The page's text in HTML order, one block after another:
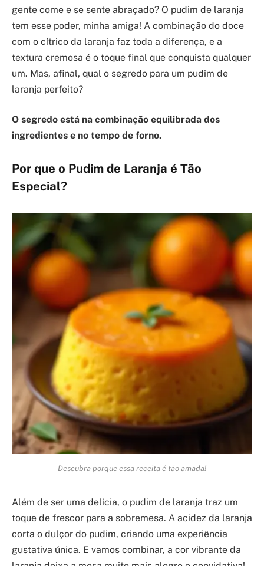
gente come e se sente abraçado? O pudim de laranja
tem esse poder, minha amiga! A combinação do doce
com o cítrico da laranja faz toda a diferença, e a
textura cremosa é o toque final que conquista qualquer
um. Mas, afinal, qual o segredo para um pudim de
laranja perfeito?
O segredo está na combinação equilibrada dos
ingredientes e no tempo de forno.
Por que o Pudim de Laranja é Tão
Especial?
Descubra porque essa receita é tão amada!
Além de ser uma delícia, o pudim de laranja traz um
toque de frescor para a sobremesa. A acidez da laranja
corta o dulçor do pudim, criando uma experiência
gustativa única. E vamos combinar, a cor vibrante da